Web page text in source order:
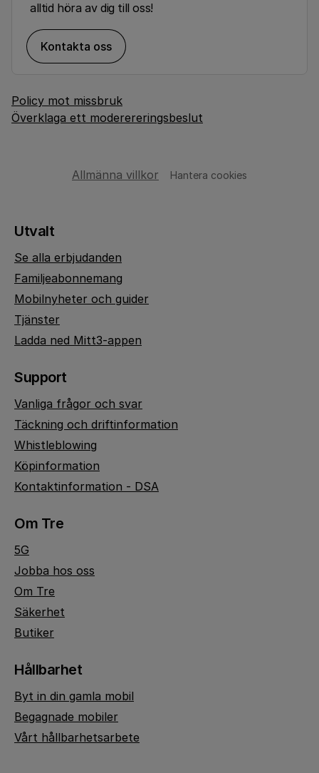
alltid höra av dig till oss!
Kontakta oss
Policy mot missbruk
Överklaga ett moderereringsbeslut
Allmänna villkor Hantera cookies
Utvalt
Se alla erbjudanden
Familjeabonnemang
Mobilnyheter och guider
Tjänster
Ladda ned Mitt3-appen
Support
Vanliga frågor och svar
Täckning och driftinformation
Whistleblowing
Köpinformation
Kontaktinformation - DSA
Om Tre
5G
Jobba hos oss
Om Tre
Säkerhet
Butiker
Hållbarhet
Byt in din gamla mobil
Begagnade mobiler
Vårt hållbarhetsarbete